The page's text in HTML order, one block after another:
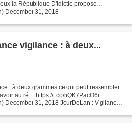
la République D'Idiotie propose…
December 31, 2018
: Vigilance vigilance : à deux...
: à deux grammes ce qui peut ressembler
au ré… https://t.co/hQK7PacO6i
December 31, 2018 JourDeLan : Vigilance